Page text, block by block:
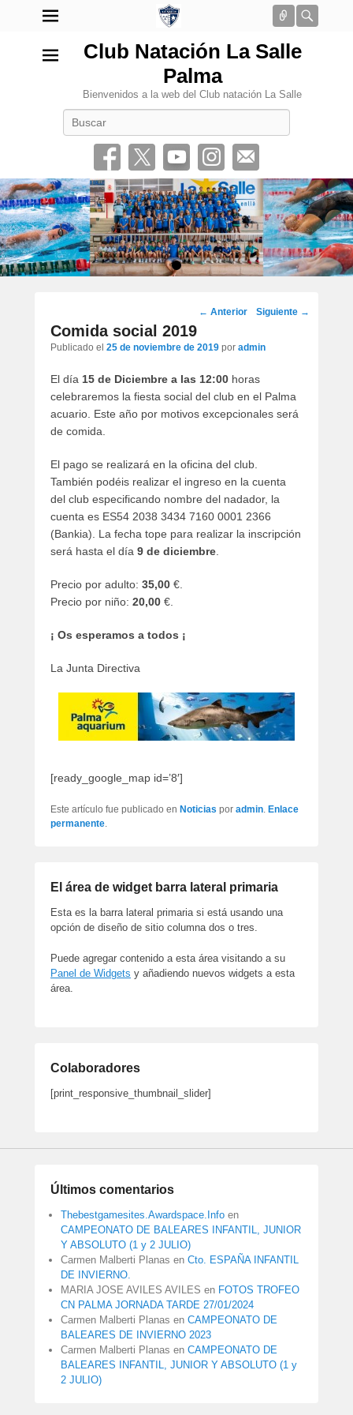
Conectar
Club Natación La Salle
Palma
Bienvenidos a la web del Club natación La Salle
•
Navegación
los
← Anterior Siguiente →
Comida social 2019
Publicado el 25 de noviembre de 2019 por admin
El día 15 de Diciembre a las 12:00 horas
celebraremos la fiesta social del club en el Palma
acuario. Este año por motivos excepcionales será
de comida.
El pago se realizará en la oficina del club.
También podéis realizar el ingreso en la cuenta
del club especificando nombre del nadador, la
cuenta es ES54 2038 3434 7160 0001 2366
(Bankia). La fecha tope para realizar la inscripción
será hasta el día 9 de diciembre.
Precio por adulto: 35,00 €.
Precio por niño: 20,00 €.
¡ Os esperamos a todos ¡
La Junta Directiva
[ready_google_map id=’8′]
Este artículo fue publicado en Noticias por admin. Enlace
permanente.
El área de widget barra lateral primaria
Esta es la barra lateral primaria si está usando una
opción de diseño de sitio columna dos o tres.
Puede agregar contenido a esta área visitando a su
Panel de Widgets y añadiendo nuevos widgets a esta
área.
Colaboradores
[print_responsive_thumbnail_slider]
Últimos comentarios
Thebestgamesites.Awardspace.Info en
CAMPEONATO DE BALEARES INFANTIL, JUNIOR
Y ABSOLUTO (1 y 2 JULIO)
Carmen Malberti Planas en Cto. ESPAÑA INFANTIL
DE INVIERNO.
MARIA JOSE AVILES AVILES en FOTOS TROFEO
CN PALMA JORNADA TARDE 27/01/2024
Carmen Malberti Planas en CAMPEONATO DE
BALEARES DE INVIERNO 2023
Carmen Malberti Planas en CAMPEONATO DE
BALEARES INFANTIL, JUNIOR Y ABSOLUTO (1 y
2 JULIO)